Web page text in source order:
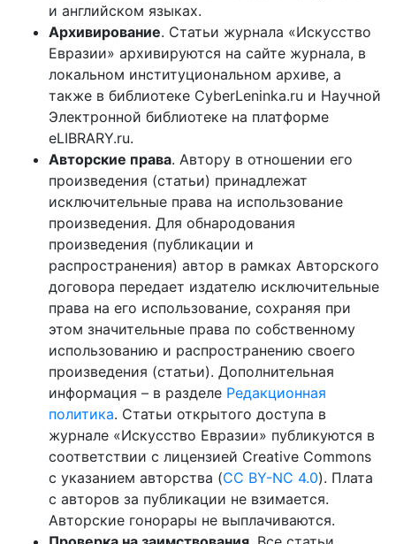
и английском языках.
Архивирование. Статьи журнала «Искусство
Евразии» архивируются на сайте журнала, в
локальном институциональном архиве, а
также в библиотеке CyberLeninka.ru и Научной
Электронной библиотеке на платформе
eLIBRARY.ru.
Авторские права. Автору в отношении его
произведения (статьи) принадлежат
исключительные права на использование
произведения. Для обнародования
произведения (публикации и
распространения) автор в рамках Авторского
договора передает издателю исключительные
права на его использование, сохраняя при
этом значительные права по собственному
использованию и распространению своего
произведения (статьи). Дополнительная
информация – в разделе Редакционная
политика. Статьи открытого доступа в
журнале «Искусство Евразии» публикуются в
соответствии с лицензией Creative Commons
с указанием авторства (CC BY-NC 4.0). Плата
с авторов за публикации не взимается.
Авторские гонорары не выплачиваются.